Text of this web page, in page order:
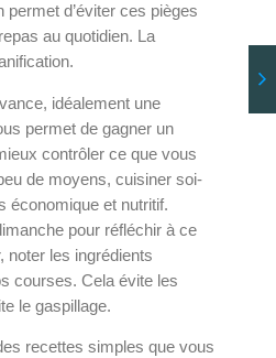
permet d’éviter ces pièges
au quotidien. La
idéalement une
permet de gagner un
contrôler ce que vous
de moyens, cuisiner soi-
économique et nutritif.
pour réfléchir à ce
noter les ingrédients
courses. Cela évite les
le gaspillage.
recettes simples que vous